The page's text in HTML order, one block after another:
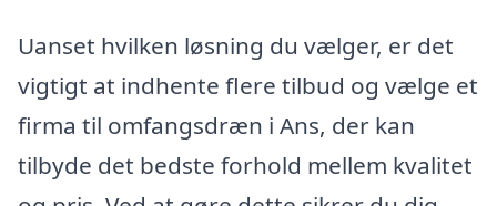
Uanset hvilken løsning du vælger, er det
vigtigt at indhente flere tilbud og vælge et
firma til omfangsdræn i Ans, der kan
tilbyde det bedste forhold mellem kvalitet